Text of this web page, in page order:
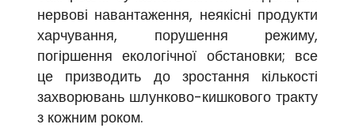
нервові навантаження, неякісні продукти
харчування, порушення режиму,
погіршення екологічної обстановки; все
це призводить до зростання кількості
захворювань шлунково-кишкового тракту
з кожним роком.